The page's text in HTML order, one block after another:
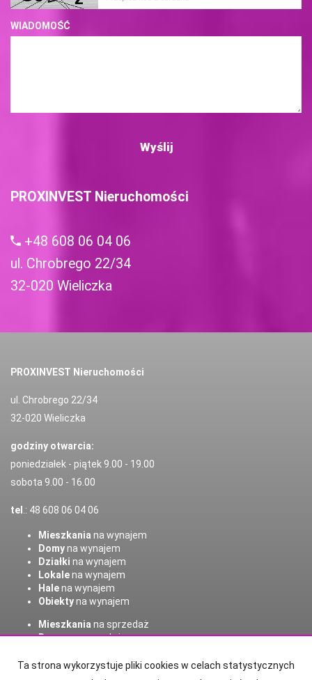
WIADOMOŚĆ
PROXINVEST Nieruchomości
+48 608 06 04 06
ul. Chrobrego 22/34
32-020 Wieliczka
PROXINVEST Nieruchomości
ul. Chrobrego 22/34
32-020 Wieliczka
godziny otwarcia:
poniedziałek - piątek 9.00 - 19.00
sobota 9.00 - 16.00
tel .: 48 608 06 04 06
Mieszkania na wynajem
Domyna wynajem
Działki na wynajem
Lokalena wynajem
Halena wynajem
Obiektyna wynajem
Mieszkania na sprzedaż
Domyna sprzedaż
Lokalena sprzedaż
na sprzedaż
Ta strona wykorzystuje pliki cookies w celach statystycznych